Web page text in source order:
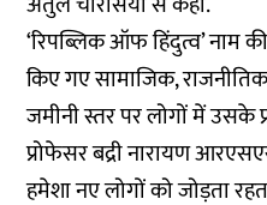
‘रिपब्लिक ऑफ हिंदुत्व’ नाम
किए गए सामाजिक,
जमीनी स्तर पर लोगों में उसके
प्रोफेसर बद्री नारायण
हमेशा नए लोगों को जोड़ता